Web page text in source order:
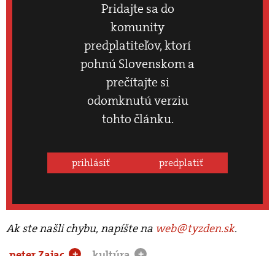
Pridajte sa do
komunity
predplatiteľov, ktorí
pohnú Slovenskom a
prečítajte si
odomknutú verziu
tohto článku.
prihlásiť predplatiť
Ak ste našli chybu, napíšte na web@tyzden.sk.
+ +